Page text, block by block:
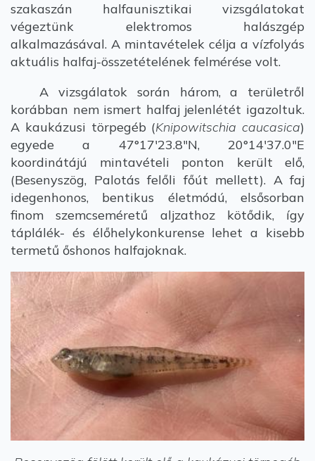
szakaszán halfaunisztikai vizsgálatokat
végeztünk elektromos halászgép
alkalmazásával. A mintavételek célja a vízfolyás
aktuális halfaj-összetételének felmérése volt.
A vizsgálatok során három, a területről
korábban nem ismert halfaj jelenlétét igazoltuk.
A kaukázusi törpegéb (Knipowitschia caucasica)
egyede a 47°17'23.8"N, 20°14'37.0"E
koordinátájú mintavételi ponton került elő,
(Besenyszög, Palotás felőli főút mellett). A faj
idegenhonos, bentikus életmódú, elsősorban
finom szemcseméretű aljzathoz kötődik, így
táplálék- és élőhelykonkurense lehet a kisebb
termetű őshonos halfajoknak.